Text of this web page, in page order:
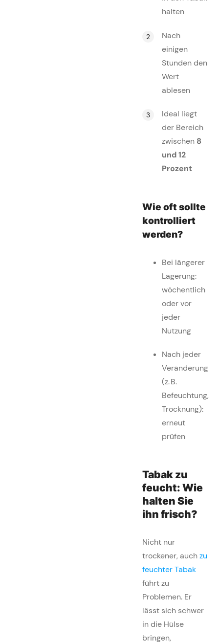
halten
Nach
einigen
Stunden den
Wert
ablesen
Ideal liegt
der Bereich
zwischen 8
und 12
Prozent
Wie oft sollte
kontrolliert
werden?
Bei längerer
Lagerung:
wöchentlich
oder vor
jeder
Nutzung
Nach jeder
Veränderung
(z. B.
Befeuchtung,
Trocknung):
erneut
prüfen
Tabak zu
feucht: Wie
halten Sie
ihn frisch?
Nicht nur
trockener, auchzu
feuchter Tabak
führt zu
Problemen. Er
lässt sich schwer
in die Hülse
bringen,